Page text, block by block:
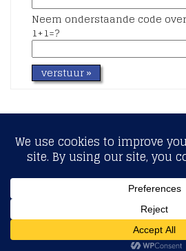
Neem onderstaande code
1+1=?
Copyright © 2017 -